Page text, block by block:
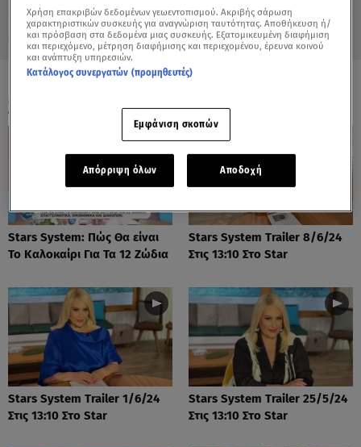
ΟΛΑ ΤΑ ΒΙΝΤΕΟ
Stars System: Πώς Θα είναι
Το Καλοκαίρι Για Τα 12 Ζώδια
Stars System Trailer 8/6/24
Στις 13:10 Στο Star
Stars System Trailer 1/6/24
Στις 13:10 Στο Star
Stars System Trailer 25/5/24
Στις 13:10 Στο Star
Χρήση επακριβών δεδομένων γεωεντοπισμού. Ακριβής σάρωση
χαρακτηριστικών συσκευής για αναγνώριση ταυτότητας. Αποθήκευση ή/
και πρόσβαση στα δεδομένα μιας συσκευής. Εξατομικευμένη διαφήμιση
και περιεχόμενο, μέτρηση διαφήμισης και περιεχομένου, έρευνα κοινού
και ανάπτυξη υπηρεσιών.
Κατάλογος συνεργατών (προμηθευτές)
Εμφάνιση σκοπών
Απόρριψη όλων Αποδοχή